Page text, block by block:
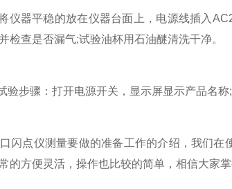
器平稳的放在仪器台面上，电源线插入
检查是否漏气;试验油杯用石油醚清洗干净。
步骤：打开电源开关，显示屏显示产品名称;
点仪测量要做的准备工作的介绍，我们在
的方便灵活，操作也比较的简单，相信大家